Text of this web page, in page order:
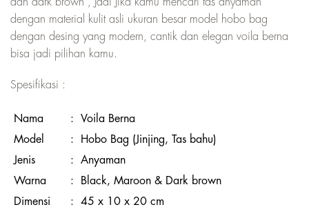
dengan material kulit asli ukuran besar model hobo bag
dengan desing yang modern, cantik dan elegan voila berna
bisa jadi pilihan kamu.
Spesifikasi :
Nama :
Voila Berna
Model
:
Hobo Bag (Jinjing, Tas bahu)
Jenis
:
Anyaman
Warna
:
Black, Maroon & Dark brown
Dimensi
:
45 x 10 x 20 cm